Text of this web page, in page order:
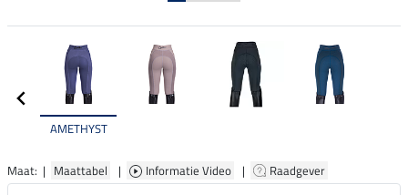
AMETHYST
Maat: | Maattabel | Informatie Video | Raadgever